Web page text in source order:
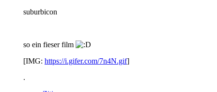
suburbicon
so ein fieser film
[IMG: https://i.gifer.com/7n4N.gif]
.